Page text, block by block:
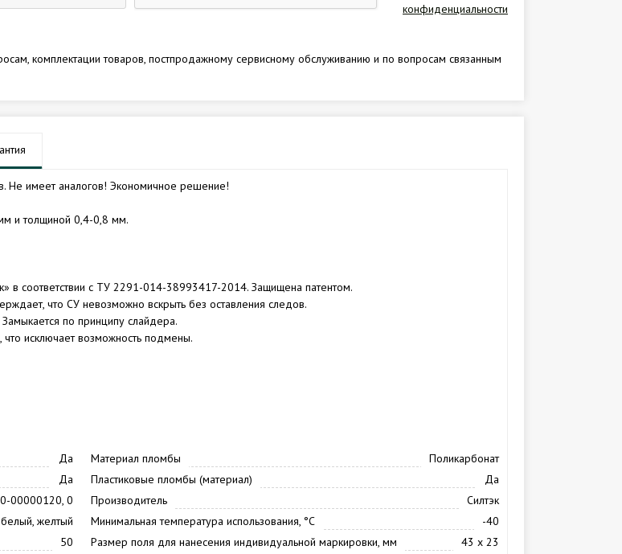
конфиденциальности
комплектации товаров, постпродажному сервисному обслуживанию и по вопросам связанным
Не имеет аналогов! Экономичное решение!
и толщиной 0,4-0,8 мм.
в соответствии с ТУ 2291-014-38993417-2014. Защищена патентом.
что СУ невозможно вскрыть без оставления следов.
по принципу слайдера.
исключает возможность подмены.
Да Материал пломбы
Поликарбонат
Да Пластиковые пломбы (материал)
Да
00000120, 0 Производитель
Силтэк
белый, желтый Минимальная температура использования, °С
-40
50 Размер поля для нанесения индивидуальной маркировки, мм
43 х 23